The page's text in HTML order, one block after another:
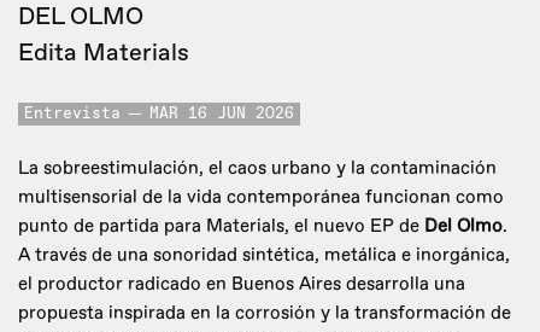
DEL OLMO
Edita Materials
Entrevista MAR 16 JUN 2026
La sobreestimulación, el caos urbano y la contaminación
multisensorial de la vida contemporánea funcionan como
punto de partida para Materials, el nuevo EP de Del Olmo.
A través de una sonoridad sintética, metálica e inorgánica,
el productor radicado en Buenos Aires desarrolla una
propuesta inspirada en la corrosión y la transformación de